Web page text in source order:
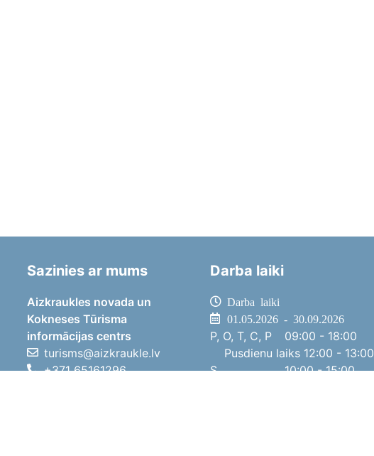
Sazinies ar mums
Aizkraukles novada un
Kokneses Tūrisma
informācijas centrs
turisms@aizkraukle.lv
+371 65161296
Darba laiki
Darba laiki
01.05.2026 - 30.09.2026
P, O, T, C, P
09:00 - 18:00
Pusdienu laiks 12:00 - 13:00
S
10:00 - 15:00